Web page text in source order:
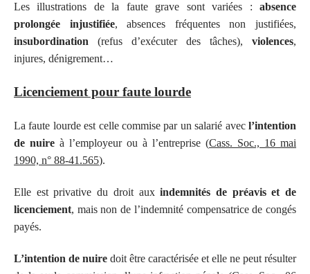
Les illustrations de la faute grave sont variées : absence
prolongée injustifiée, absences fréquentes non justifiées,
insubordination (refus d’exécuter des tâches), violences,
injures, dénigrement…
Licenciement pour faute lourde
La faute lourde est celle commise par un salarié avec l’intention
de nuire à l’employeur ou à l’entreprise (Cass. Soc., 16 mai
1990, n° 88-41.565).
Elle est privative du droit auxindemnités de préavis et de
licenciement, mais non de l’indemnité compensatrice de congés
payés.
L’intention de nuire doit être caractérisée et elle ne peut résulter